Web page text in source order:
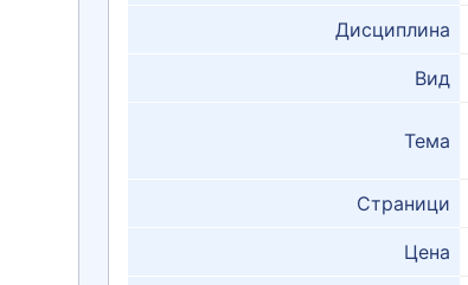
Дисциплина
Вид
Тема
Страници
Цена